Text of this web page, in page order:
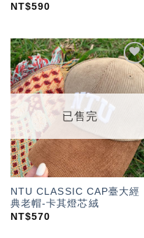
NT$590
加入
「願
望輕
已售完
NTU CLASSIC CAP臺大經
典老帽-卡其燈芯絨
NT$570